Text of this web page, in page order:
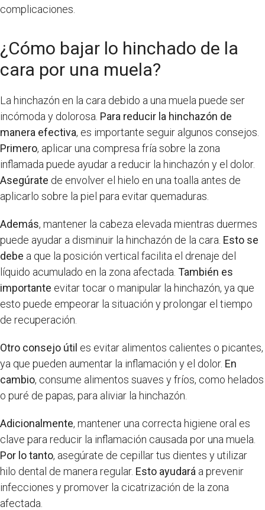
complicaciones.
¿Cómo bajar lo hinchado de la
cara por una muela?
La hinchazón en la cara debido a una muela puede ser
incómoda y dolorosa. Para reducir la hinchazón de
manera efectiva, es importante seguir algunos consejos.
Primero, aplicar una compresa fría sobre la zona
inflamada puede ayudar a reducir la hinchazón y el dolor.
Asegúrate de envolver el hielo en una toalla antes de
aplicarlo sobre la piel para evitar quemaduras.
Además, mantener la cabeza elevada mientras duermes
puede ayudar a disminuir la hinchazón de la cara. Esto se
debe a que la posición vertical facilita el drenaje del
líquido acumulado en la zona afectada. También es
importante evitar tocar o manipular la hinchazón, ya que
esto puede empeorar la situación y prolongar el tiempo
de recuperación.
Otro consejo útil es evitar alimentos calientes o picantes,
ya que pueden aumentar la inflamación y el dolor. En
cambio, consume alimentos suaves y fríos, como helados
o puré de papas, para aliviar la hinchazón.
Adicionalmente, mantener una correcta higiene oral es
clave para reducir la inflamación causada por una muela.
Por lo tanto, asegúrate de cepillar tus dientes y utilizar
hilo dental de manera regular. Esto ayudará a prevenir
infecciones y promover la cicatrización de la zona
afectada.